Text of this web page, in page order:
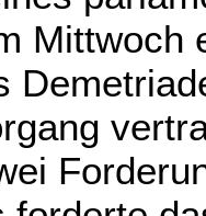
Mittwoch